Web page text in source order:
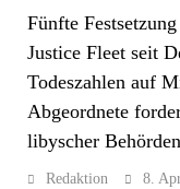
Fünfte
Justice Fleet seit
Todeszahlen auf
Abgeordnete
libyscher Behörden
Redaktion 8.